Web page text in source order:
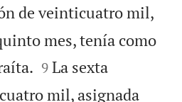
de veinticuatro mil,
mes, tenía como


9 La sexta
mil, asignada